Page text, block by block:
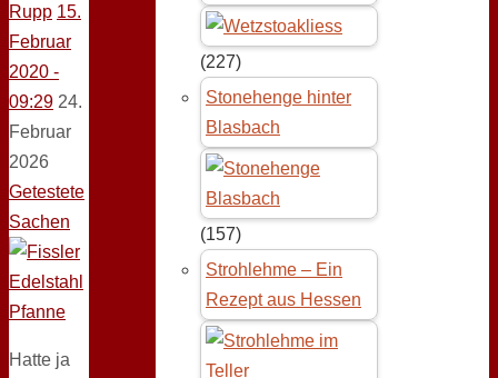
Rupp 15.
Februar
2020 -
09:29 24.
Februar
2026
Getestete
Sachen
Hatte ja
(227)
Stonehenge hinter
Blasbach
(157)
Strohlehme – Ein
Rezept aus Hessen